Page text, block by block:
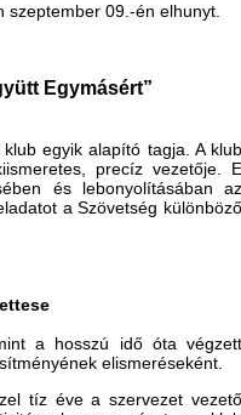
09.-én elhunyt.
„Együtt Egymásért”
egyik alapító tagja. A klub
precíz vezetője. E
és lebonyolításában az
a Szövetség különböző
a hosszú idő óta végzett
elismeréseként.
tíz éve a szervezet vezető